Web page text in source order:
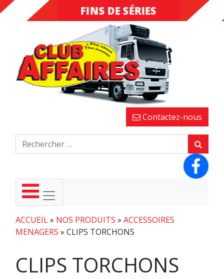
DESTOCKAGE
FINS DE SÉRIES
Contactez-nous
ACCUEIL» NOS PRODUITS » ACCESSOIRES
MENAGERS » CLIPS TORCHONS
CLIPS TORCHONS